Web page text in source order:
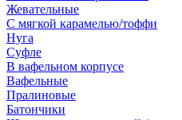
Жевательные
С мягкой карамелью/тоффи
Нуга
Суфле
В вафельном корпусе
Вафельные
Пралиновые
Батончики